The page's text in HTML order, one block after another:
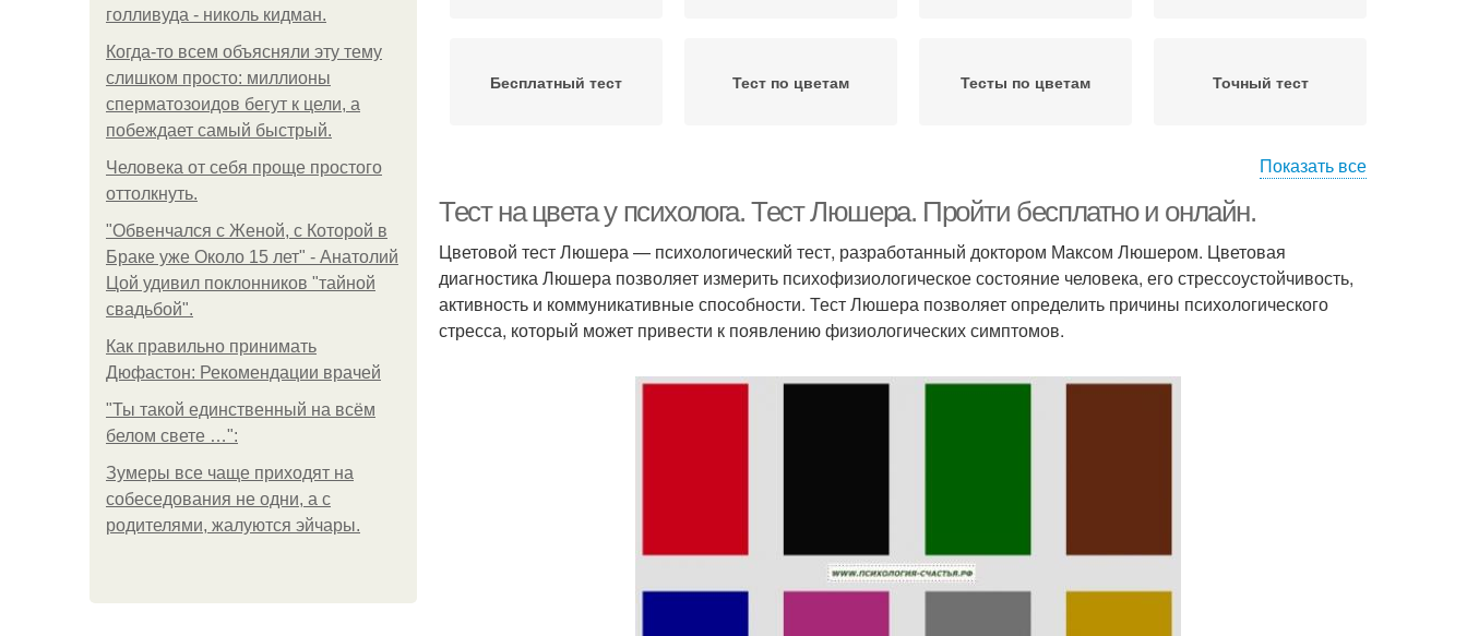
голливуда - николь кидман.
Когда-то всем объясняли эту тему
слишком просто: миллионы
сперматозоидов бегут к цели, а
побеждает самый быстрый.
Человека от себя проще простого
оттолкнуть.
"Обвенчался с Женой, с Которой в
Браке уже Около 15 лет" - Анатолий
Цой удивил поклонников "тайной
свадьбой".
Как правильно принимать
Дюфастон: Рекомендации врачей
"Ты такой единственный на всём
белом свете …":
Зумеры все чаще приходят на
собеседования не одни, а с
родителями, жалуются эйчары.
Бесплатный тест Тест по цветам Тесты по цветам Точный тест
Тесты на нервно-
психическую
устойчивость
Тест на тип Инструкция к тесту Быстрые тесты
Показать все
Тест на цвета у психолога. Тест Люшера. Пройти бесплатно и онлайн.
Цветовой тест Люшера — психологический тест, разработанный доктором Максом Люшером. Цветовая
диагностика Люшера позволяет измерить психофизиологическое состояние человека, его стрессоустойчивость,
активность и коммуникативные способности. Тест Люшера позволяет определить причины психологического
стресса, который может привести к появлению физиологических симптомов.